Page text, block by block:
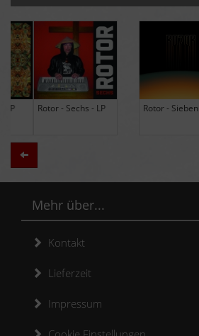
Rotor - Sechs - LP Rotor - Sieben - LP
Zurück
Mehr über...
Kontakt
Lieferzeit
Impressum